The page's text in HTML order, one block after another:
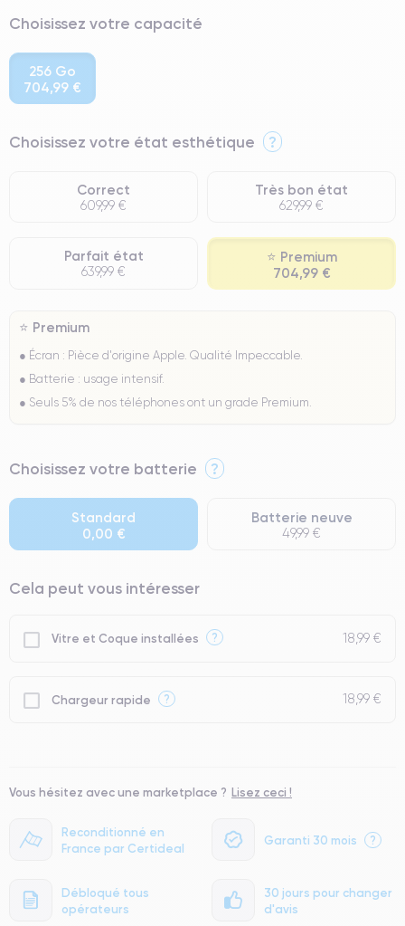
Reconditionné en
France par Certideal
Garanti 30 mois ?
Débloqué tous
opérateurs
30 jours pour changer
d'avis
Choisissez votre capacité
256 Go
704,99 €
Choisissez votre état esthétique ?
Correct
609,99 €
Très bon état
629,99 €
Parfait état
639,99 €
⭐ Premium
704,99 €
⭐ Premium
● Écran : Pièce d'origine Apple. Qualité Impeccable.
● Batterie : usage intensif.
● Seuls 5% de nos téléphones ont un grade Premium.
Choisissez votre batterie ?
Standard
0,00 €
Batterie neuve
49,99 €
Cela peut vous intéresser
Vitre et Coque installées ? 18,99 €
Chargeur rapide ? 18,99 €
Vous hésitez avec une marketplace ? Lisez ceci !